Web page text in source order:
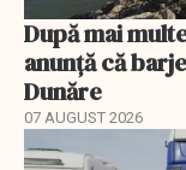
După mai
anunță că
Dunăre
07 AUGUST 2026